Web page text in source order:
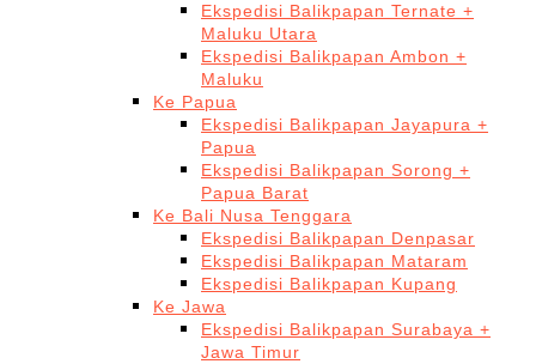
Ekspedisi Balikpapan Ternate +
Maluku Utara
Ekspedisi Balikpapan Ambon +
Maluku
Ke Papua
Ekspedisi Balikpapan Jayapura +
Papua
Ekspedisi Balikpapan Sorong +
Papua Barat
Ke Bali Nusa Tenggara
Ekspedisi Balikpapan Denpasar
Ekspedisi Balikpapan Mataram
Ekspedisi Balikpapan Kupang
Ke Jawa
Ekspedisi Balikpapan Surabaya +
Jawa Timur